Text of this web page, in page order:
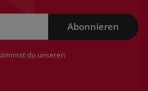
Abonnieren
du unseren